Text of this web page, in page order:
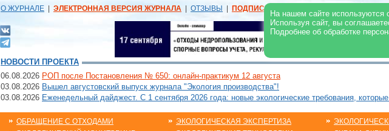
На нашем сайте используются
Используя сайт, вы
Подробнее об обработке
О ЖУРНАЛЕ ЭЛЕКТРОННАЯ ВЕРСИЯ ЖУРНАЛА ОТЗЫВЫ ПОДПИСКА | В ЖУРНАЛЕ В
НОВОСТИ ПРОЕКТА
06.08.2026 РОП после Постановления № 650: онлайн-практикум 12 августа
03.08.2026 Вышел августовский выпуск журнала "Экология производства"!
03.08.2026 Еженедельный дайджест. С 1 сентября 2026 года: новые экологические требования,
ОБРАЩЕНИЕ С ОТХОДАМИ
ЭКОЛОГИЧЕСКАЯ ЭКСПЕРТИЗА